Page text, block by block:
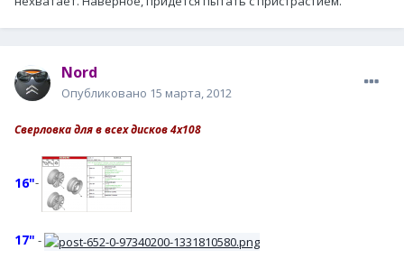
Nord
Опубликовано 15 марта, 2012
Сверловка для в всех дисков 4х108
16"-
17" -